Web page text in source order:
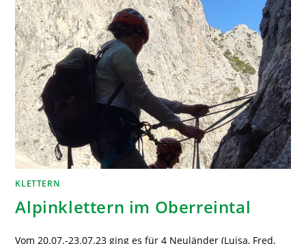
KLETTERN
Alpinklettern im Oberreintal
Vom 20.07.-23.07.23 ging es für 4 Neuländer (Luisa, Fred,